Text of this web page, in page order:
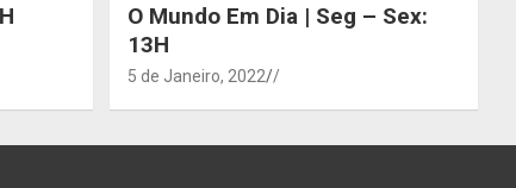
O Mundo Em Dia | Seg – Sex:
13H
5 de Janeiro, 2022 /